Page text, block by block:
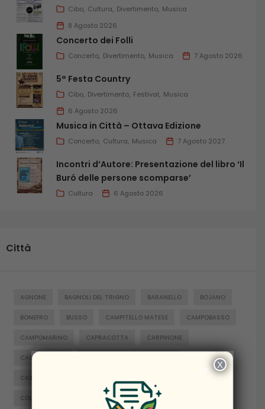
Cibo Cultura Divertimento Musica
8 Agosto 2026
Concerto dei Folli
Concerto Divertimento Musica 7 Agosto 2026
5° Festa Country
Cibo Divertimento Festival Musica
6 Agosto 2026
Musica in Città – Ottava Edizione
Concerto Cultura Musica 7 Agosto 2027
Incontri d’Autore: Presentazione del libro ‘Il
Buró delle persone scomparse’
Cultura 6 Agosto 2026
Città
AGNONE BAGNOLI DEL TRIGNO BARANELLO BOJANO
BONEFRO BUSSO CAMPITELLO MATESE CAMPOBASSO
CAMPOMARINO CAPRACOTTA CARPINONE
CASACALENDA
CASTELPETROSO
COLLE D'ANCHISE COLLETORTO FERRAZZANO
× X